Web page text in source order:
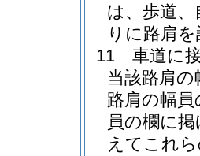
は、歩道
りに路肩
11
車道に
当該路肩
路肩の幅
員の欄に
えてこれ